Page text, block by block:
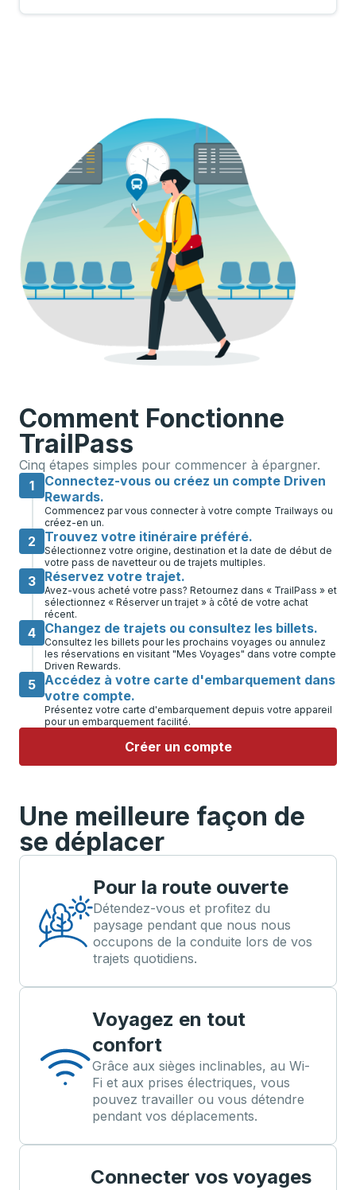
Comment Fonctionne
TrailPass
Cinq étapes simples pour commencer à épargner.
1
Connectez-vous ou créez un compte Driven
Rewards.
Commencez par vous connecter à votre compte Trailways ou
créez-en un.
2 Trouvez votre itinéraire préféré.
Sélectionnez votre origine, destination et la date de début de
votre pass de navetteur ou de trajets multiples.
3 Réservez votre trajet.
Avez-vous acheté votre pass? Retournez dans « TrailPass » et
sélectionnez « Réserver un trajet » à côté de votre achat
récent.
4 Changez de trajets ou consultez les billets.
Consultez les billets pour les prochains voyages ou annulez
les réservations en visitant "Mes Voyages" dans votre compte
Driven Rewards.
5 Accédez à votre carte d'embarquement dans
votre compte.
Présentez votre carte d'embarquement depuis votre appareil
pour un embarquement facilité.
Créer un compte
Une meilleure façon de
se déplacer
Pour la route ouverte
Détendez-vous et profitez du
paysage pendant que nous nous
occupons de la conduite lors de vos
trajets quotidiens.
Voyagez en tout
confort
Grâce aux sièges inclinables, au Wi-
Fi et aux prises électriques, vous
pouvez travailler ou vous détendre
pendant vos déplacements.
Connecter vos voyages